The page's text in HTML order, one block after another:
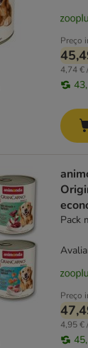
Preço
4,74 €
Pack
Preço
4,95 €